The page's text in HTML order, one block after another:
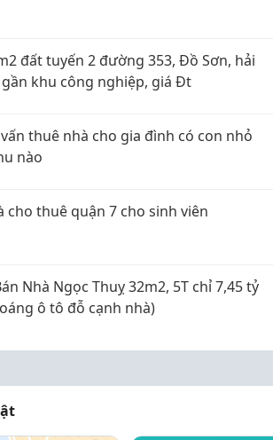
đất tuyến 2 đường 353, Đồ Sơn, hải
Phòng, gần khu công nghiệp, giá Đt
thuê nhà cho gia đình có con nhỏ
nào
cho thuê quận 7 cho sinh viên
Nhà Ngọc Thuỵ 32m2, 5T chỉ 7,45 tỷ
ô tô đỗ cạnh nhà)